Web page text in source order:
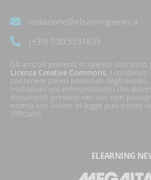
redazione@elearningnews.it
(+39) 030.5531835
Gli articoli presenti in questo sito
Licenza Creative Commons. I contenuti
contenere pareri personali degli
traduzioni e/o interpretazioni che
documenti presenti nel sito non
norma con valore di legge può essere
Ufficiale).
ELEARNING